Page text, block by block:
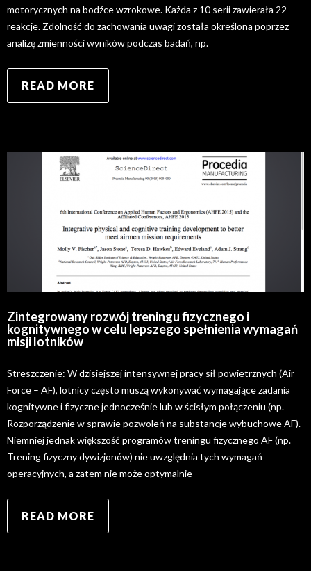
motorycznych na bodźce wzrokowe. Każda z 10 serii zawierała 22
reakcje. Zdolność do zachowania uwagi została określona poprzez
analizę zmienności wyników podczas badań, np.
READ MORE
Zintegrowany rozwój treningu fizycznego i
kognitywnego w celu lepszego spełnienia wymagań
misji lotników
Streszczenie: W dzisiejszej intensywnej pracy sił powietrznych (Air
Force – AF), lotnicy często muszą wykonywać wymagające zadania
kognitywne i fizyczne jednocześnie lub w ścisłym połączeniu (np.
Rozporządzenie w sprawie pozwoleń na substancje wybuchowe AF).
Niemniej jednak większość programów treningu fizycznego AF (np.
Trening fizyczny dywizjonów) nie uwzględnia tych wymagań
operacyjnych, a zatem nie może optymalnie
READ MORE